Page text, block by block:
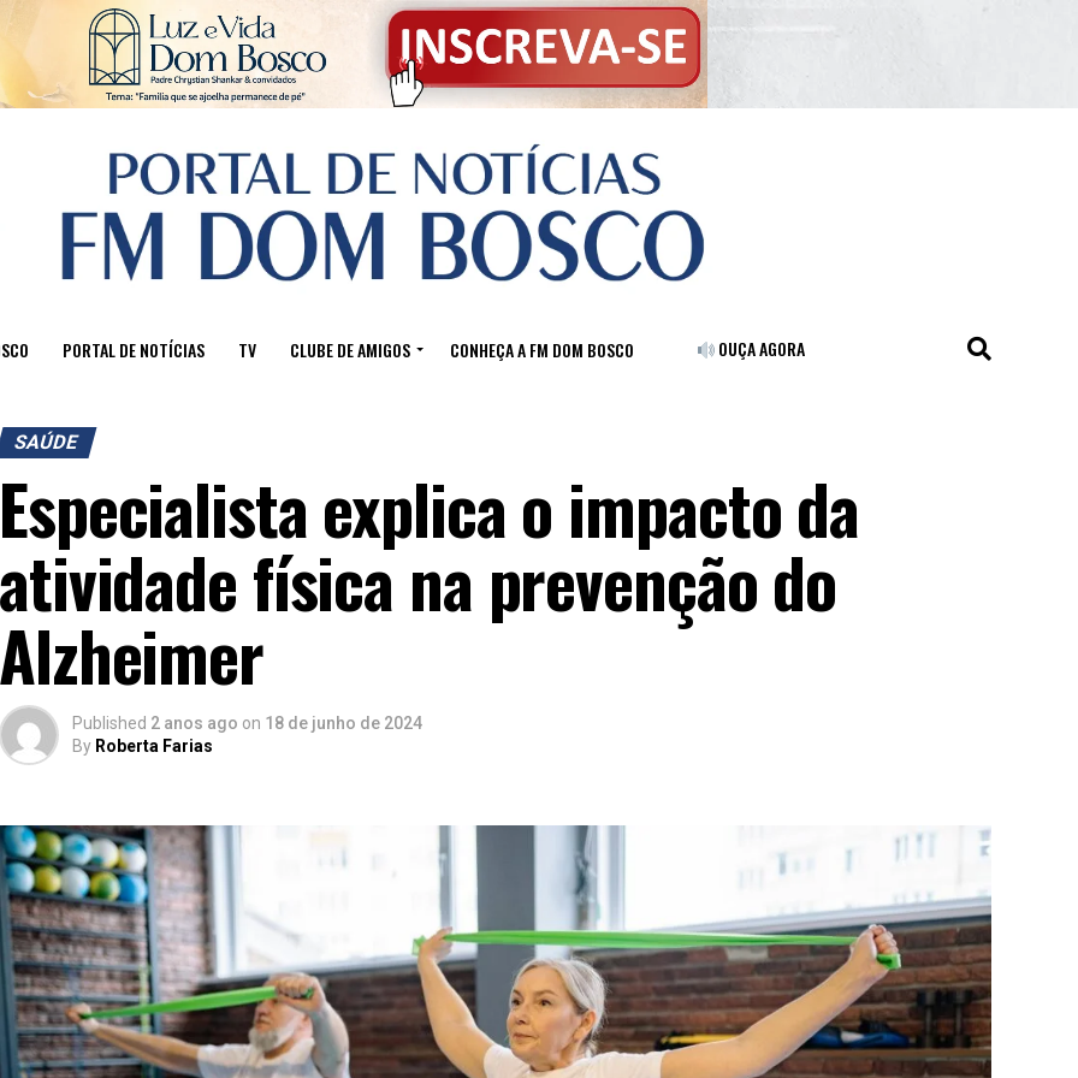
PORTAL DE NOTÍCIAS TV CLUBE DE AMIGOS CONHEÇA A FM DOM BOSCO OUÇA AGORA
SAÚDE
Especialista explica o impacto da
atividade física na prevenção do
Alzheimer
Published 2 anos ago on 18 de junho de 2024
By Roberta Farias